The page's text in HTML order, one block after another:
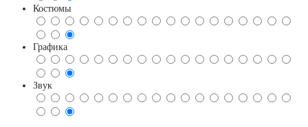
Костюмы
Графика
Звук